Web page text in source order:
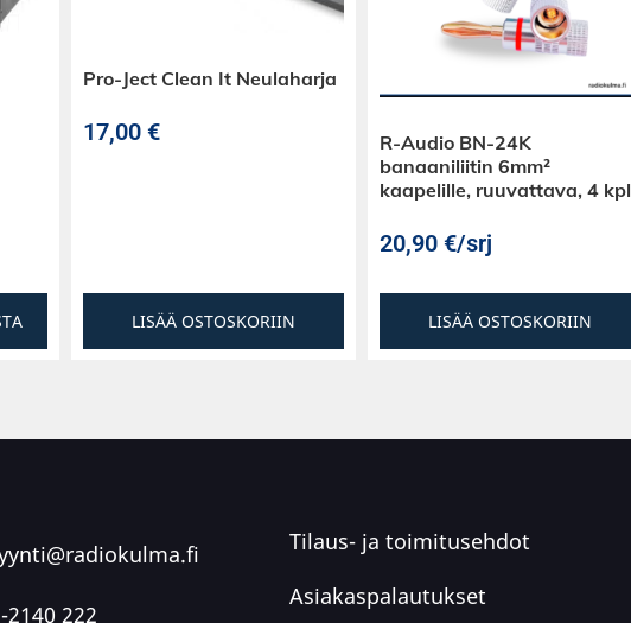
Pro-Ject Clean It Neulaharja
17,00 €
LISÄÄ OSTOSKORIIN
R-Audio BN-24K
banaaniliitin 6mm²
kaapelille, ruuvattava, 4 kpl
20,90 €/srj
LISÄÄ OSTOSKORIIN
2140 222
Tilaus- ja toimitusehdot
Asiakaspalautukset